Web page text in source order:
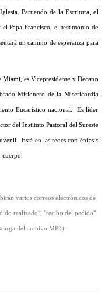
Partiendo de la Escritura, el
Papa Francisco, el testimonio de
un camino de esperanza para
Miami, es Vicepresidente y Decano
Misionero de la Misericordia
Eucarístico nacional. Es líder
del Instituto Pastoral del Sureste
Está en las redes con énfasis
varios correos electrónicos de
realizado", "recibo del pedido"
del archivo MP3).